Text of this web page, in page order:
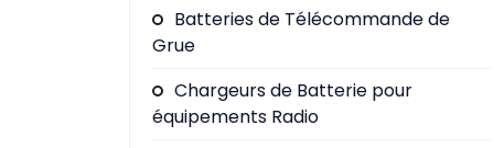
Batteries de Télécommande de
Grue
Chargeurs de Batterie pour
équipements Radio